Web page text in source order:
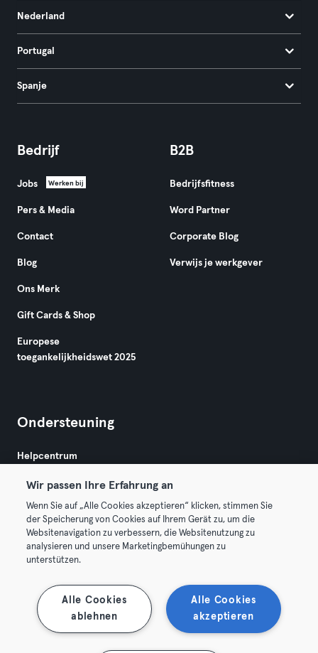
Nederland
Portugal
Spanje
Bedrijf
Jobs Werken bij
Pers & Media
Contact
Blog
Ons Merk
Gift Cards & Shop
Europese
toegankelijkheidswet 2025
B2B
Bedrijfsfitness
Word Partner
Corporate Blog
Verwijs je werkgever
Ondersteuning
Helpcentrum
Algemene Voorwaarden
Membership opzeggen Trek hier je contract terug
Wir passen Ihre Erfahrung an
Wenn Sie auf „Alle Cookies akzeptieren“ klicken, stimmen Sie
der Speicherung von Cookies auf Ihrem Gerät zu, um die
Websitenavigation zu verbessern, die Websitenutzung zu
analysieren und unsere Marketingbemühungen zu
unterstützen.
Alle Cookies
akzeptieren
Alle Cookies
ablehnen